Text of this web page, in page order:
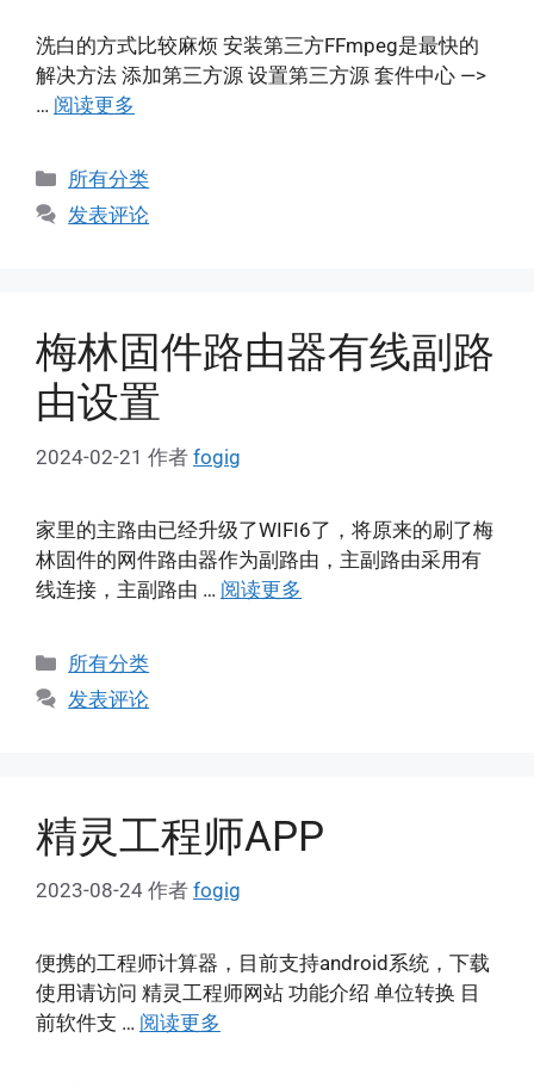
洗白的方式比较麻烦 安装第三方FFmpeg是最快的
解决方法 添加第三方源 设置第三方源 套件中心 —>
… 阅读更多
分
类
所有分类
发表评论
梅林固件路由器有线副路
由设置
2024-02-21 作者 fogig
家里的主路由已经升级了WIFI6了，将原来的刷了梅
林固件的网件路由器作为副路由，主副路由采用有
线连接，主副路由 … 阅读更多
分
类
所有分类
发表评论
精灵工程师APP
2023-08-24 作者 fogig
便携的工程师计算器，目前支持android系统，下载
使用请访问 精灵工程师网站 功能介绍 单位转换 目
前软件支 … 阅读更多